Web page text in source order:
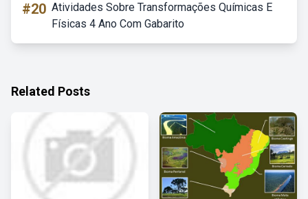
#20 Atividades Sobre Transformações Químicas E
Físicas 4 Ano Com Gabarito
Related Posts